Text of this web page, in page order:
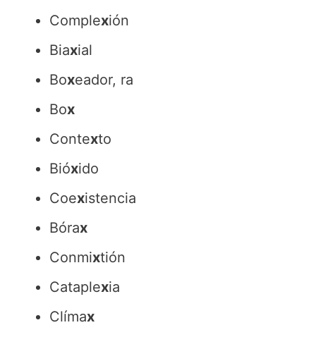
Complexión
Biaxial
Boxeador, ra
Box
Contexto
Bióxido
Coexistencia
Bórax
Conmixtión
Cataplexia
Clímax